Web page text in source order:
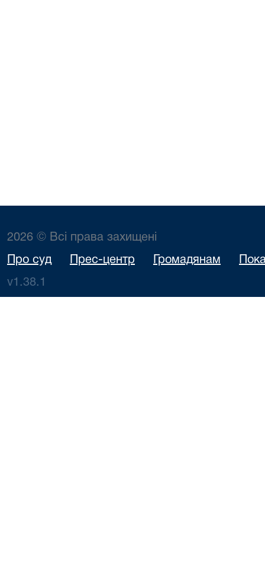
2026 © Всі права захищені
Про суд Прес-центр Громадянам
v1.38.1